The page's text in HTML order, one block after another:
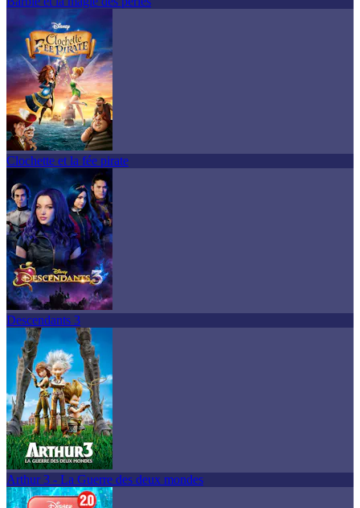
Clochette et la fée pirate
Descendants 3
Arthur 3 - La Guerre des deux mondes